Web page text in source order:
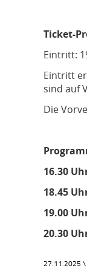
Ticket-
Eintritt:
Eintritt
sind auf
Die
16.30
18.45
19.00
20.30
27.11.2025 \